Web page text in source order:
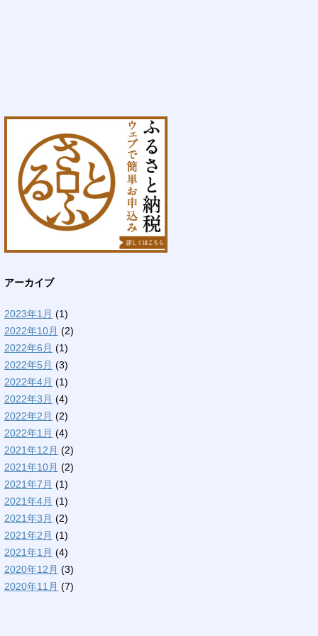
アーカイブ
2023年1月 (1)
2022年10月 (2)
2022年6月 (1)
2022年5月 (3)
2022年4月 (1)
2022年3月 (4)
2022年2月 (2)
2022年1月 (4)
2021年12月 (2)
2021年10月 (2)
2021年7月 (1)
2021年4月 (1)
2021年3月 (2)
2021年2月 (1)
2021年1月 (4)
2020年12月 (3)
2020年11月 (7)